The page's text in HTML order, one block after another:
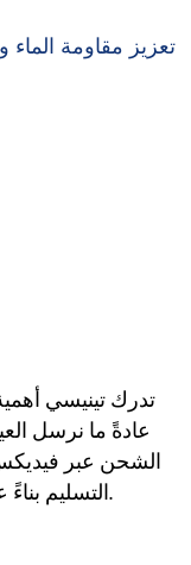
تعزيز مقاومة
تدرك تينيسي
عادةً ما نرسل
الشحن عبر
التسليم بناءً على طريقة الشحن التي اخترتها.